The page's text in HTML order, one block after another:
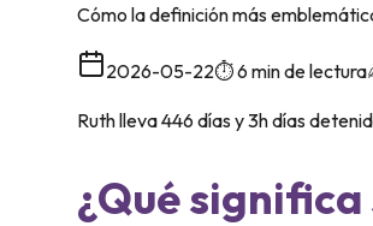
Cómo la definición más
2026-05-22⏱️6 minde lectura
Ruth lleva446 días y 3hdías
¿Qué